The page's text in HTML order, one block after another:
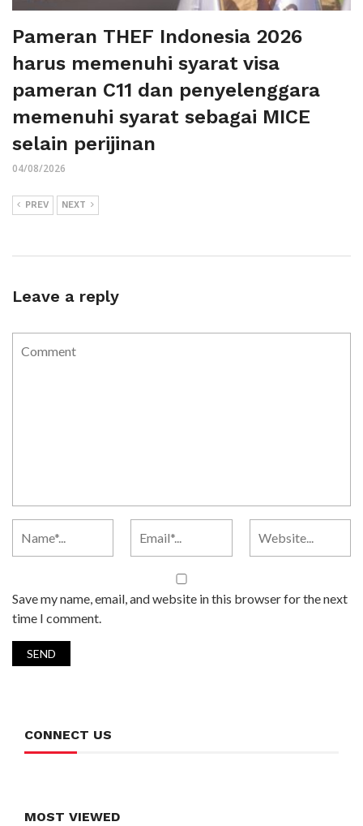
Pameran THEF Indonesia 2026
harus memenuhi syarat visa
pameran C11 dan penyelenggara
memenuhi syarat sebagai MICE
selain perijinan
04/08/2026
PREV NEXT
Leave a reply
Save my name, email, and website in this browser for the next
time I comment.
CONNECT US
MOST VIEWED